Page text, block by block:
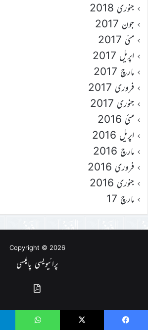
جنوری 2018
جون 2017
مئی 2017
اپریل 2017
مارچ 2017
فروری 2017
جنوری 2017
مئی 2016
اپریل 2016
مارچ 2016
فروری 2016
جنوری 2016
مارچ 17
Copyright © 2026
پرائیویسی پالیسی
گذشتہ
شمارے